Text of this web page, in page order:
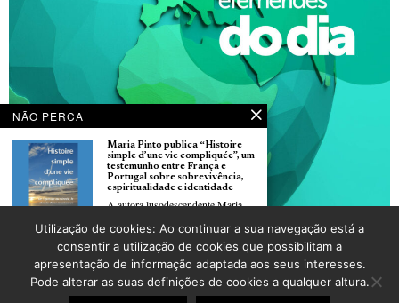
Dia 04 de junho, Dia Internacional das Crianças Inocentes Vítimas de Agressão
_LUSOJORNAL
©2026LusoJornal | Todos os direitos reservados
NÃO PERCA
Maria Pinto publica “Histoire
simple d’une vie compliquée”, um
testemunho entre França e
Portugal sobre sobrevivência,
espiritualidade e identidade
A autora lusodescendente Maria
Romance “La Maison Vide” de
Laurent Mauvignier também
venceu o prémio Choix
Goncourt de Portugal
O romance “La Maison Vide”, do
Utilização de cookies: Ao continuar a sua navegação está a
consentir a utilização de cookies que possibilitam a
apresentação de informação adaptada aos seus interesses.
Pode alterar as suas definições de cookies a qualquer altura.